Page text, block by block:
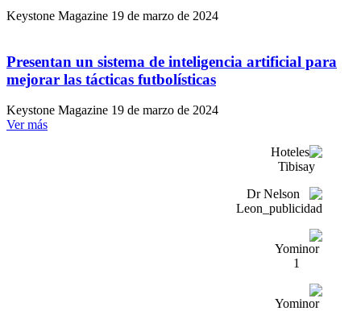
Keystone Magazine 19 de marzo de 2024
Presentan un sistema de inteligencia artificial para
mejorar las tácticas futbolísticas
Keystone Magazine 19 de marzo de 2024
Ver más